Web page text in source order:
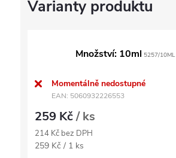
Množství: 10ml 5257/10ML
Momentálně nedostupné
EAN: 5060932226553
259 Kč/ ks
214 Kč bez DPH
Měrná
259 Kč / 1 ks